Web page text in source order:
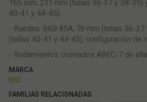
165 mm, 231 mm (tallas 36-37 y 38-39)
40-41 y 44-45).
- Ruedas: BKB 85A, 76 mm (tallas 36-
(tallas 40-41 y 44-45), configuración de
- Rodamientos cromados ABEC-7 de
MARCA
BKB
FAMILIAS RELACIONADAS